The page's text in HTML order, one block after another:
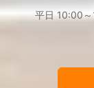
平日 10:00